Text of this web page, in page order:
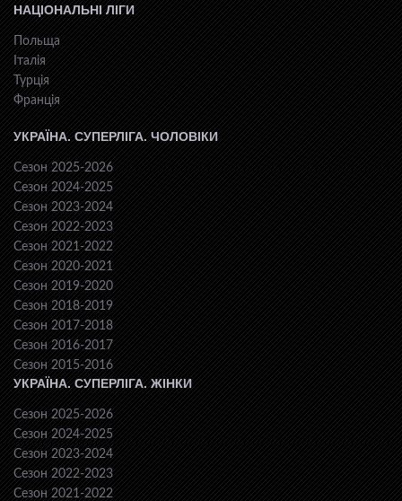
НАЦІОНАЛЬНІ ЛІГИ
Польща
Італія
Турція
Франція
УКРАЇНА. СУПЕРЛІГА. ЧОЛОВІКИ
Сезон 2025-2026
Сезон 2024-2025
Сезон 2023-2024
Сезон 2022-2023
Сезон 2021-2022
Сезон 2020-2021
Сезон 2019-2020
Сезон 2018-2019
Сезон 2017-2018
Сезон 2016-2017
Сезон 2015-2016
УКРАЇНА. СУПЕРЛІГА. ЖІНКИ
Сезон 2025-2026
Сезон 2024-2025
Сезон 2023-2024
Сезон 2022-2023
Сезон 2021-2022